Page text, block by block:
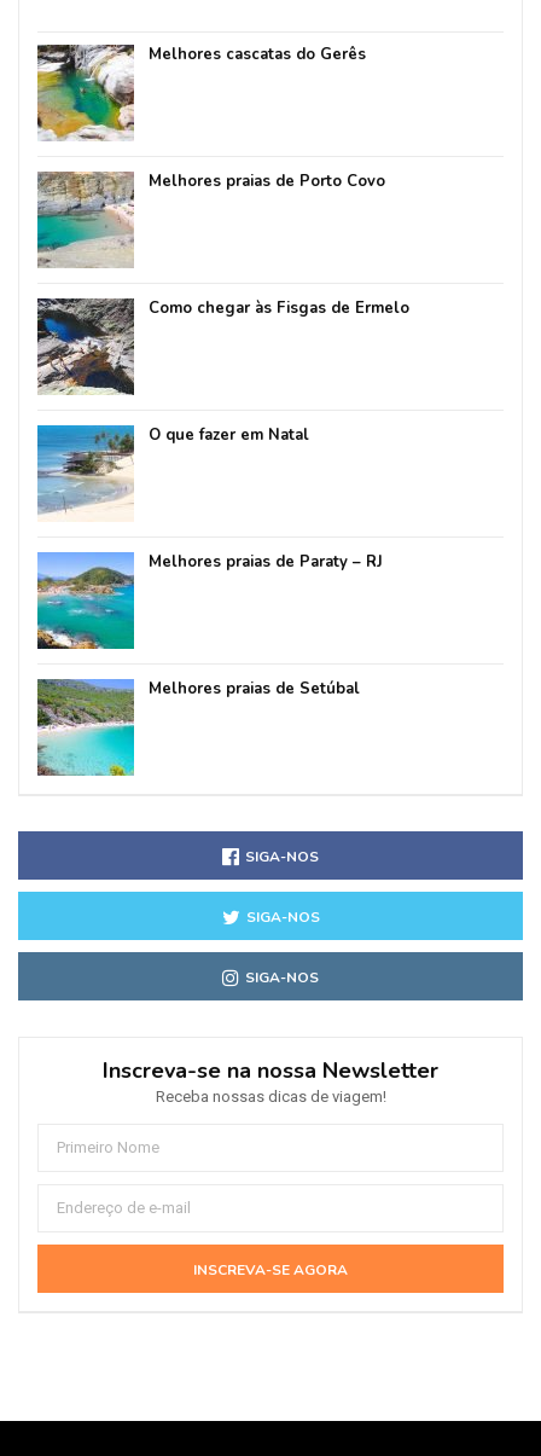
Melhores cascatas do Gerês
Melhores praias de Porto Covo
Como chegar às Fisgas de Ermelo
O que fazer em Natal
Melhores praias de Paraty – RJ
Melhores praias de Setúbal
SIGA-NOS
SIGA-NOS
SIGA-NOS
Inscreva-se na nossa Newsletter
Receba nossas dicas de viagem!